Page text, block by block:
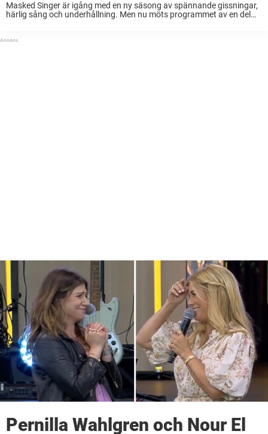
Masked Singer är igång med en ny säsong av spännande gissningar,
härlig sång och underhållning. Men nu möts programmet av en del
Pernilla Wahlgren och Nour El